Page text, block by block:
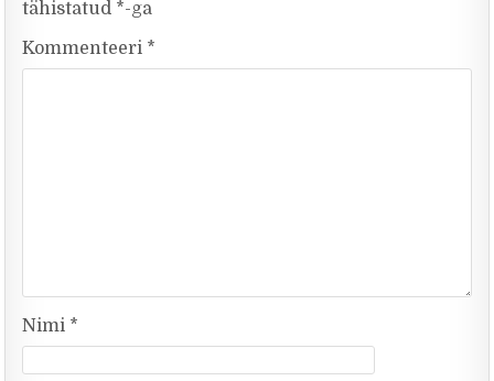
tähistatud *-ga
Kommenteeri *
Nimi *